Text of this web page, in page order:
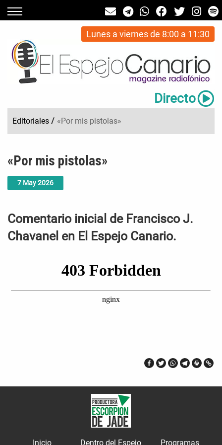
Lunes a viernes de 8:00 a 11:30
Directo
Editoriales / «Por mis pistolas»
7 May2026
«Por mis pistolas»
Comentario inicial de Francisco J.
Chavanel en El Espejo Canario.
Inicio Dentro del Espejo Programas